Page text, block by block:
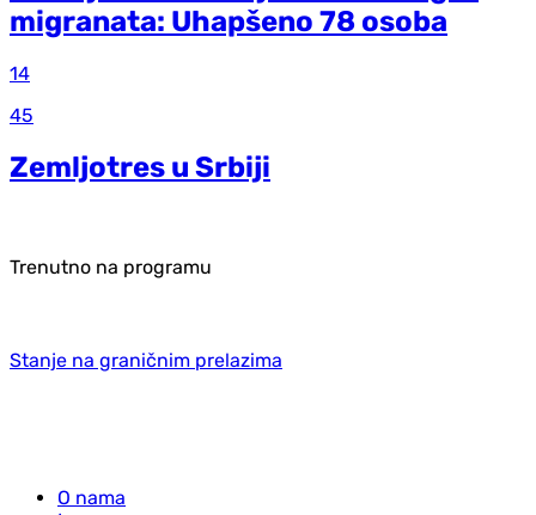
migranata: Uhapšeno 78 osoba
14
45
Zemljotres u Srbiji
Trenutno na programu
Stanje na graničnim prelazima
O nama